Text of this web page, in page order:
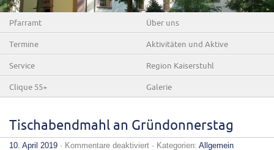
Pfarramt Über uns
Termine Aktivitäten und Aktive
Service Region Kaiserstuhl
Clique 55+ Galerie
Tischabendmahl an Gründonnerstag
10. April 2019 · Kommentare deaktiviertfür· Kategorien: Allgemein